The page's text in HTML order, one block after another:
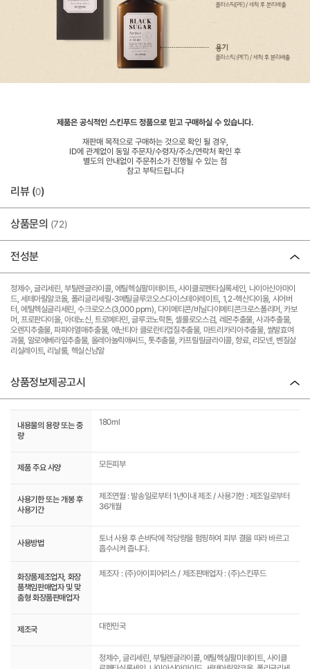
제품은 공식적인 스킨푸드 정품으로 믿고 구매하실 수 있습니다.
재판매 목적으로 구매하는 것으로 확인 될 경우,
ID에 관계없이 동일 주문자/수령자/주소/연락처 확인 후
별도의 안내없이 주문취소가 진행될 수 있는 점
참고 부탁드립니다
리뷰 (0)
상품문의 (72)
전성분
정제수, 글리세린, 부틸렌글라이콜, 에틸헥실팔미테이트, 사이클로펜타실록세인, 나이아신아마이
드, 세테아릴알코올, 폴리글리세릴-3메틸글루코오스다이스테아레이트, 1,2-헥산다이올, 시어버
터, 에틸헥실글리세린, 수크로오스(3,000 ppm), 다이메티콘/비닐다이메티콘크로스폴리머, 카보
머, 프로판다이올, 아데노신, 트로메타민, 글루코노락톤, 셀룰로오스검, 레몬추출물, 사과추출물,
오렌지추출물, 파파야열매추출물, 에난티아 클로란타껍질추출물, 마트리카리아추출물, 쌀발효여
과물, 알로에베라잎추출물, 올레아놀릭애씨드, 톳추출물, 카프릴릴글라이콜, 향료, 리모넨, 벤질살
리실레이트, 리날룰, 헥실신남알
상품정보제공고시
내용물의 용량 또는 중
량
180ml
제품 주요 사양 모든피부
사용기한 또는 개봉 후
사용기간
제조연월 : 발송일로부터 1년이내 제조 / 사용기한 : 제조일로부터
36개월
사용방법
토너 사용 후 손바닥에 적당량을 펌핑하여 피부 결을 따라 바르고
흡수시켜 줍니다.
화장품제조업자, 화장
품책임판매업자 및 맞
춤형 화장품판매업자
제조자 : (주)아이피어리스 / 제조판매업자 : (주)스킨푸드
제조국 대한민국
정제수, 글리세린, 부틸렌글라이콜, 에틸헥실팔미테이트, 사이클